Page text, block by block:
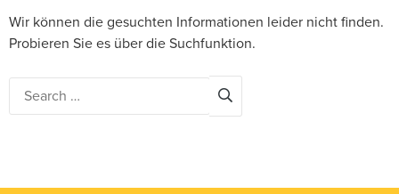
Wir können die gesuchten Informationen leider nicht finden.
Probieren Sie es über die Suchfunktion.